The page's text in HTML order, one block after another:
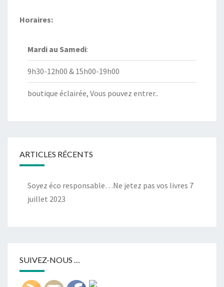
Horaires:
Mardi au Samedi:
9h30-12h00 & 15h00-19h00
boutique éclairée, Vous pouvez entrer..
ARTICLES RÉCENTS
Soyez éco responsable…Ne jetez pas vos livres 7
juillet 2023
SUIVEZ-NOUS …